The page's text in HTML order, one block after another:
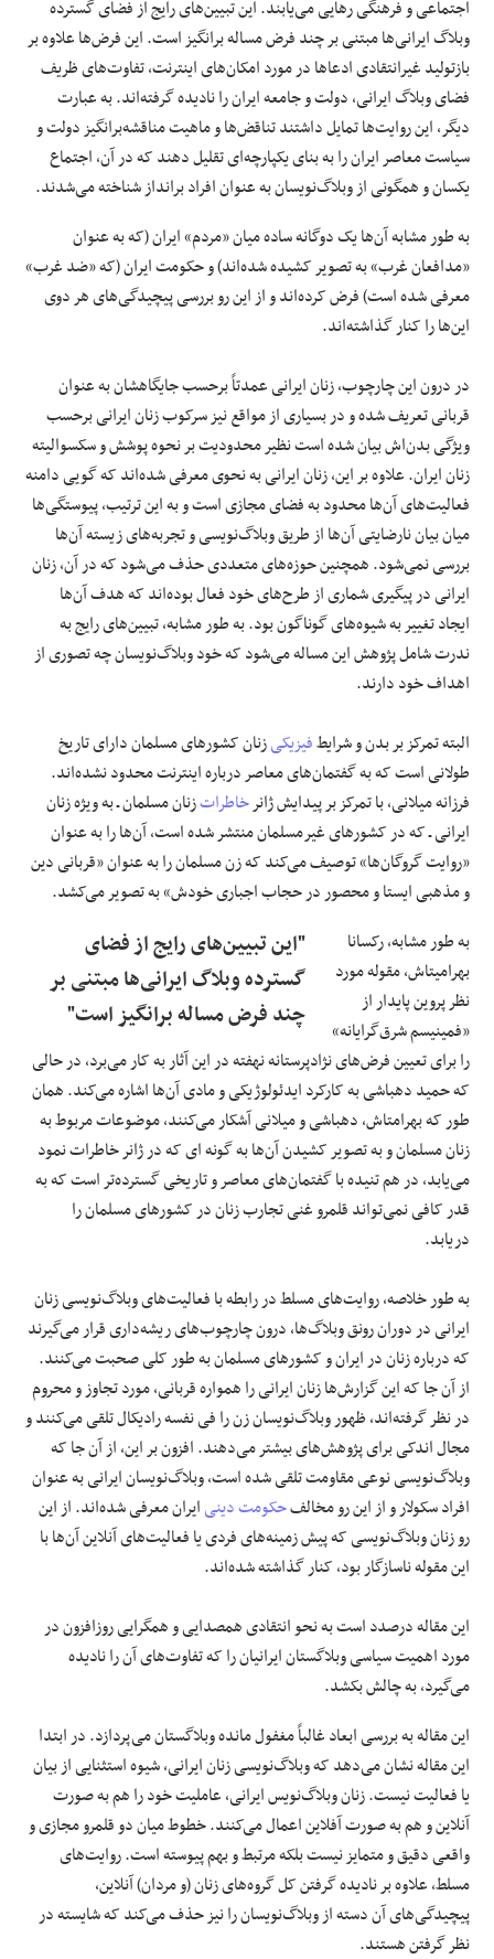
اجتماعی و فرهنگی رهایی می‌یابند. این تبیین‌های رایج از فضای گسترده
وبلاگ ایرانی‌ها مبتنی بر چند فرض مساله برانگیز است. این فرض‌ها علاوه بر
بازتولید غیرانتقادی ادعاها در مورد امکان‌های اینترنت، تفاوت‌های ظریف
فضای وبلاگ ایرانی، دولت و جامعه ایران را نادیده گرفته‌اند. به عبارت
دیگر، این روایت‌ها تمایل داشتند تناقض‌ها و ماهیت مناقشه‌برانگیز دولت و
سیاست معاصر ایران را به بنای یکپارچه‌ای تقلیل دهند که در آن، اجتماع
یکسان و همگونی از وبلاگ‌نویسان به عنوان افراد برانداز شناخته می‌شدند.
به طور مشابه آن‌ها یک دوگانه‌ ساده میان «مردم» ایران (که به عنوان
«مدافعان غرب» به تصویر کشیده شده‌اند) و حکومت ایران (که «ضد غرب»
معرفی شده است) فرض کرده‌اند و از این رو بررسی پیچیدگی‌های هر دوی
این‌ها را کنار گذاشته‌اند.
در درون این چارچوب، زنان ایرانی عمدتاً برحسب جایگاهشان به عنوان
قربانی تعریف شده و در بسیاری از مواقع نیز سرکوب زنان ایرانی برحسب
ویژگی بدن‌اش بیان شده است نظیر محدودیت بر نحوه پوشش و سکسوالیته
زنان ایران. علاوه بر این، زنان ایرانی به نحوی معرفی شده‌اند که گویی دامنه
فعالیت‌های آن‌ها محدود به فضای مجازی است و به این ترتیب، پیوستگی‌ها
میان بیان نارضایتی آن‌ها از طریق وبلاگ‌نویسی و تجربه‌های زیسته آن‌ها
بررسی نمی‌شود. همچنین حوزه‌های متعددی حذف می‌شود که در آن، زنان
ایرانی در پیگیری شماری از طرح‌های خود فعال بوده‌اند که هدف آن‌ها
ایجاد تغییر به شیوه‌های گوناگون بود. به طور مشابه، تبیین‌های رایج به
ندرت شامل پژوهش این مساله می‌شود که خود وبلاگ‌نویسان چه تصوری از
اهداف خود دارند.
البته تمرکز بر بدن و شرایطفیزیکیزنان کشورهای مسلمان دارای تاریخ
طولانی است که به گفتمان‌های معاصر درباره اینترنت محدود نشده‌اند.
فرزانه میلانی، با تمرکز بر پیدایش ژانرخاطراتزنان مسلمان ـ به ویژه زنان
ایرانی ـ که در کشورهای غیرمسلمان منتشر شده است، آن‌ها را به عنوان
«روایت‌ گروگان‌ها» توصیف می‌کند که زن مسلمان را به عنوان «قربانی دین
و مذهبی ایستا و محصور در حجاب اجباری خودش» به تصویر می‌کشد.
"این تبیین‌های رایج از فضای
گسترده وبلاگ ایرانی‌ها مبتنی بر
چند فرض مساله برانگیز است"
به طور مشابه، رکسانا
بهرامیتاش، مقوله مورد
نظر پروین پایدار از
«فمینیسم شرق‌گرایانه»
را برای تعیین فرض‌های نژادپرستانه نهفته در این آثار به کار می‌برد، در حالی
که حمید دهباشی به کارکرد ایدئولوژیکی و مادی آن‌ها اشاره می‌کند. همان
طور که بهرامتاش، دهباشی و میلانی آشکار می‌کنند، موضوعات مربوط به
زنان مسلمان و به تصویر کشیدن آن‌ها به گونه ای که در ژانر خاطرات نمود
می‌یابد، در هم تنیده با گفتمان‌های معاصر و تاریخی گسترده‌تر است که به
قدر کافی نمی‌تواند قلمرو غنی تجارب زنان در کشورهای مسلمان را
دریابد.
به طور خلاصه، روایت‌های مسلط در رابطه با فعالیت‌های وبلاگ‌نویسی زنان
ایرانی در دوران رونق وبلاگ‌ها، درون چارچوب‌های ریشه‌داری قرار می‌گیرند
که درباره زنان در ایران و کشورهای مسلمان به طور کلی صحبت می‌کنند.
از آن جا که این گزارش‌ها زنان ایرانی را همواره قربانی، مورد تجاوز و محروم
در نظر گرفته‌اند، ظهور وبلاگ‌نویسان زن را فی نفسه رادیکال تلقی می‌کنند و
مجال اندکی برای پژوهش‌های بیشتر می‌دهند. افزون بر این، از آن جا که
وبلاگ‌‌نویسی نوعی مقاومت تلقی شده است، وبلاگ‌نویسان ایرانی به عنوان
افراد سکولار و از این رو مخالفحکومت دینیایران معرفی شده‌اند. از این
رو زنان وبلاگ‌نویسی که پیش زمینه‌های فردی یا فعالیت‌های آنلاین آن‌ها با
این مقوله ناسازگار بود، کنار گذاشته شده‌اند.
این مقاله درصدد است به نحو انتقادی همصدایی و همگرایی روزافزون در
مورد اهمیت سیاسی وبلاگستان ایرانیان را که تفاوت‌های آن را نادیده
می‌گیرد، به چالش بکشد.
این مقاله به بررسی ابعاد غالباً مغفول مانده‌ وبلاگستان می‌پردازد. در ابتدا
این مقاله نشان می‌دهد که وبلاگ‌نویسی زنان ایرانی، شیوه استثنایی از بیان
یا فعالیت نیست. زنان وبلاگ‌نویس ایرانی، عاملیت خود را هم به صورت
آنلاین و هم به صورت آفلاین اعمال می‌کنند. خطوط میان دو قلمرو مجازی و
واقعی دقیق و متمایز نیست بلکه مرتبط و بهم پیوسته است. روایت‌های
مسلط، علاوه بر نادیده گرفتن کل گروه‌های زنان (و مردان) آنلاین،
پیچیدگی‌های آن دسته از وبلاگ‌نویسان را نیز حذف می‌کند که شایسته در
نظر گرفتن هستند.